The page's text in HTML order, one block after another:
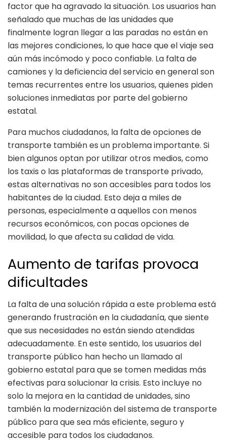
factor que ha agravado la situación. Los usuarios han
señalado que muchas de las unidades que
finalmente logran llegar a las paradas no están en
las mejores condiciones, lo que hace que el viaje sea
aún más incómodo y poco confiable. La falta de
camiones y la deficiencia del servicio en general son
temas recurrentes entre los usuarios, quienes piden
soluciones inmediatas por parte del gobierno
estatal.
Para muchos ciudadanos, la falta de opciones de
transporte también es un problema importante. Si
bien algunos optan por utilizar otros medios, como
los taxis o las plataformas de transporte privado,
estas alternativas no son accesibles para todos los
habitantes de la ciudad. Esto deja a miles de
personas, especialmente a aquellos con menos
recursos económicos, con pocas opciones de
movilidad, lo que afecta su calidad de vida.
Aumento de tarifas provoca
dificultades
La falta de una solución rápida a este problema está
generando frustración en la ciudadanía, que siente
que sus necesidades no están siendo atendidas
adecuadamente. En este sentido, los usuarios del
transporte público han hecho un llamado al
gobierno estatal para que se tomen medidas más
efectivas para solucionar la crisis. Esto incluye no
solo la mejora en la cantidad de unidades, sino
también la modernización del sistema de transporte
público para que sea más eficiente, seguro y
accesible para todos los ciudadanos.